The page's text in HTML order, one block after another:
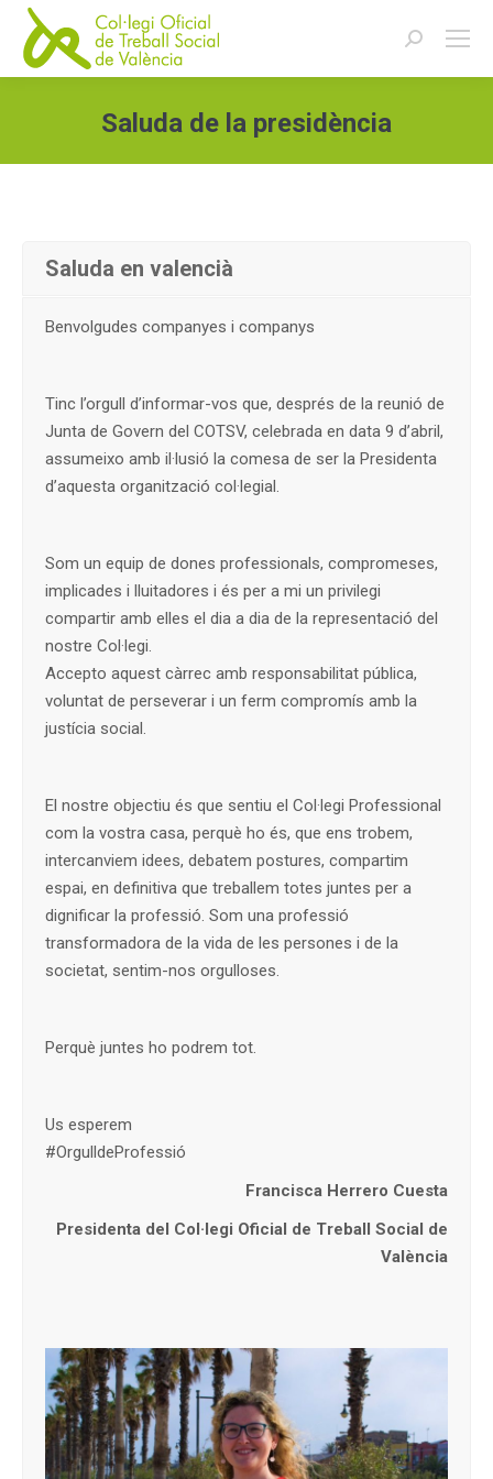
Buscar:
Saluda de la presidència
Saluda en valencià
Benvolgudes companyes i companys
Tinc l’orgull d’informar-vos que, després de la reunió de
Junta de Govern del COTSV, celebrada en data 9 d’abril,
assumeixo amb il·lusió la comesa de ser la Presidenta
d’aquesta organització col·legial.
Som un equip de dones professionals, compromeses,
implicades i lluitadores i és per a mi un privilegi
compartir amb elles el dia a dia de la representació del
nostre Col·legi.
Accepto aquest càrrec amb responsabilitat pública,
voluntat de perseverar i un ferm compromís amb la
justícia social.
El nostre objectiu és que sentiu el Col·legi Professional
com la vostra casa, perquè ho és, que ens trobem,
intercanviem idees, debatem postures, compartim
espai, en definitiva que treballem totes juntes per a
dignificar la professió. Som una professió
transformadora de la vida de les persones i de la
societat, sentim-nos orgulloses.
Perquè juntes ho podrem tot.
Us esperem
#OrgulldeProfessió
Francisca Herrero Cuesta
Presidenta del Col·legi Oficial de Treball Social de
València